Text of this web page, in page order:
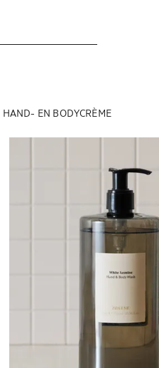
HAND- EN BODYCRÈME
Afbeelding gewijzigd naar 1 van 6